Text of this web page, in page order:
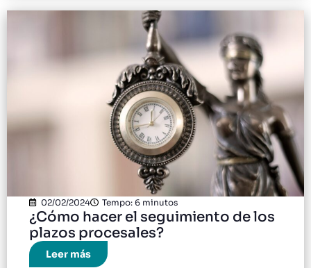
02/02/2024 Tempo: 6 minutos
¿Cómo hacer el seguimiento de los
plazos procesales?
Leer más